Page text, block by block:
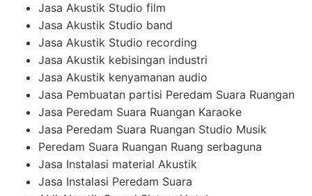
Jasa Akustik Studio film
Jasa Akustik Studio band
Jasa Akustik Studio recording
Jasa Akustik kebisingan industri
Jasa Akustik kenyamanan audio
Jasa Pembuatan partisi Peredam Suara Ruangan
Jasa Peredam Suara Ruangan Karaoke
Jasa Peredam Suara Ruangan Studio Musik
Peredam Suara Ruangan Ruang serbaguna
Jasa Instalasi material Akustik
Jasa Instalasi Peredam Suara